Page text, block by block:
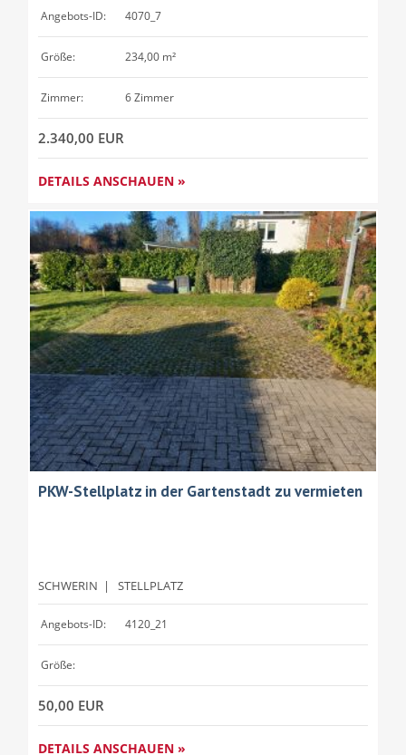
Angebots-ID: 4070_7
Größe: 234,00 m²
Zimmer: 6 Zimmer
2.340,00 EUR
DETAILS ANSCHAUEN »
PKW-Stellplatz in der Gartenstadt zu vermieten
SCHWERIN | STELLPLATZ
Angebots-ID: 4120_21
Größe:
50,00 EUR
DETAILS ANSCHAUEN »